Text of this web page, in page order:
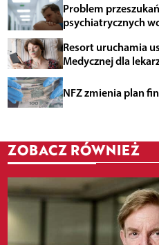
Problem
psychiatrycznych
Resort uruchamia
Medycznej dla
NFZ zmienia plan
ZOBACZ RÓWNIEŻ